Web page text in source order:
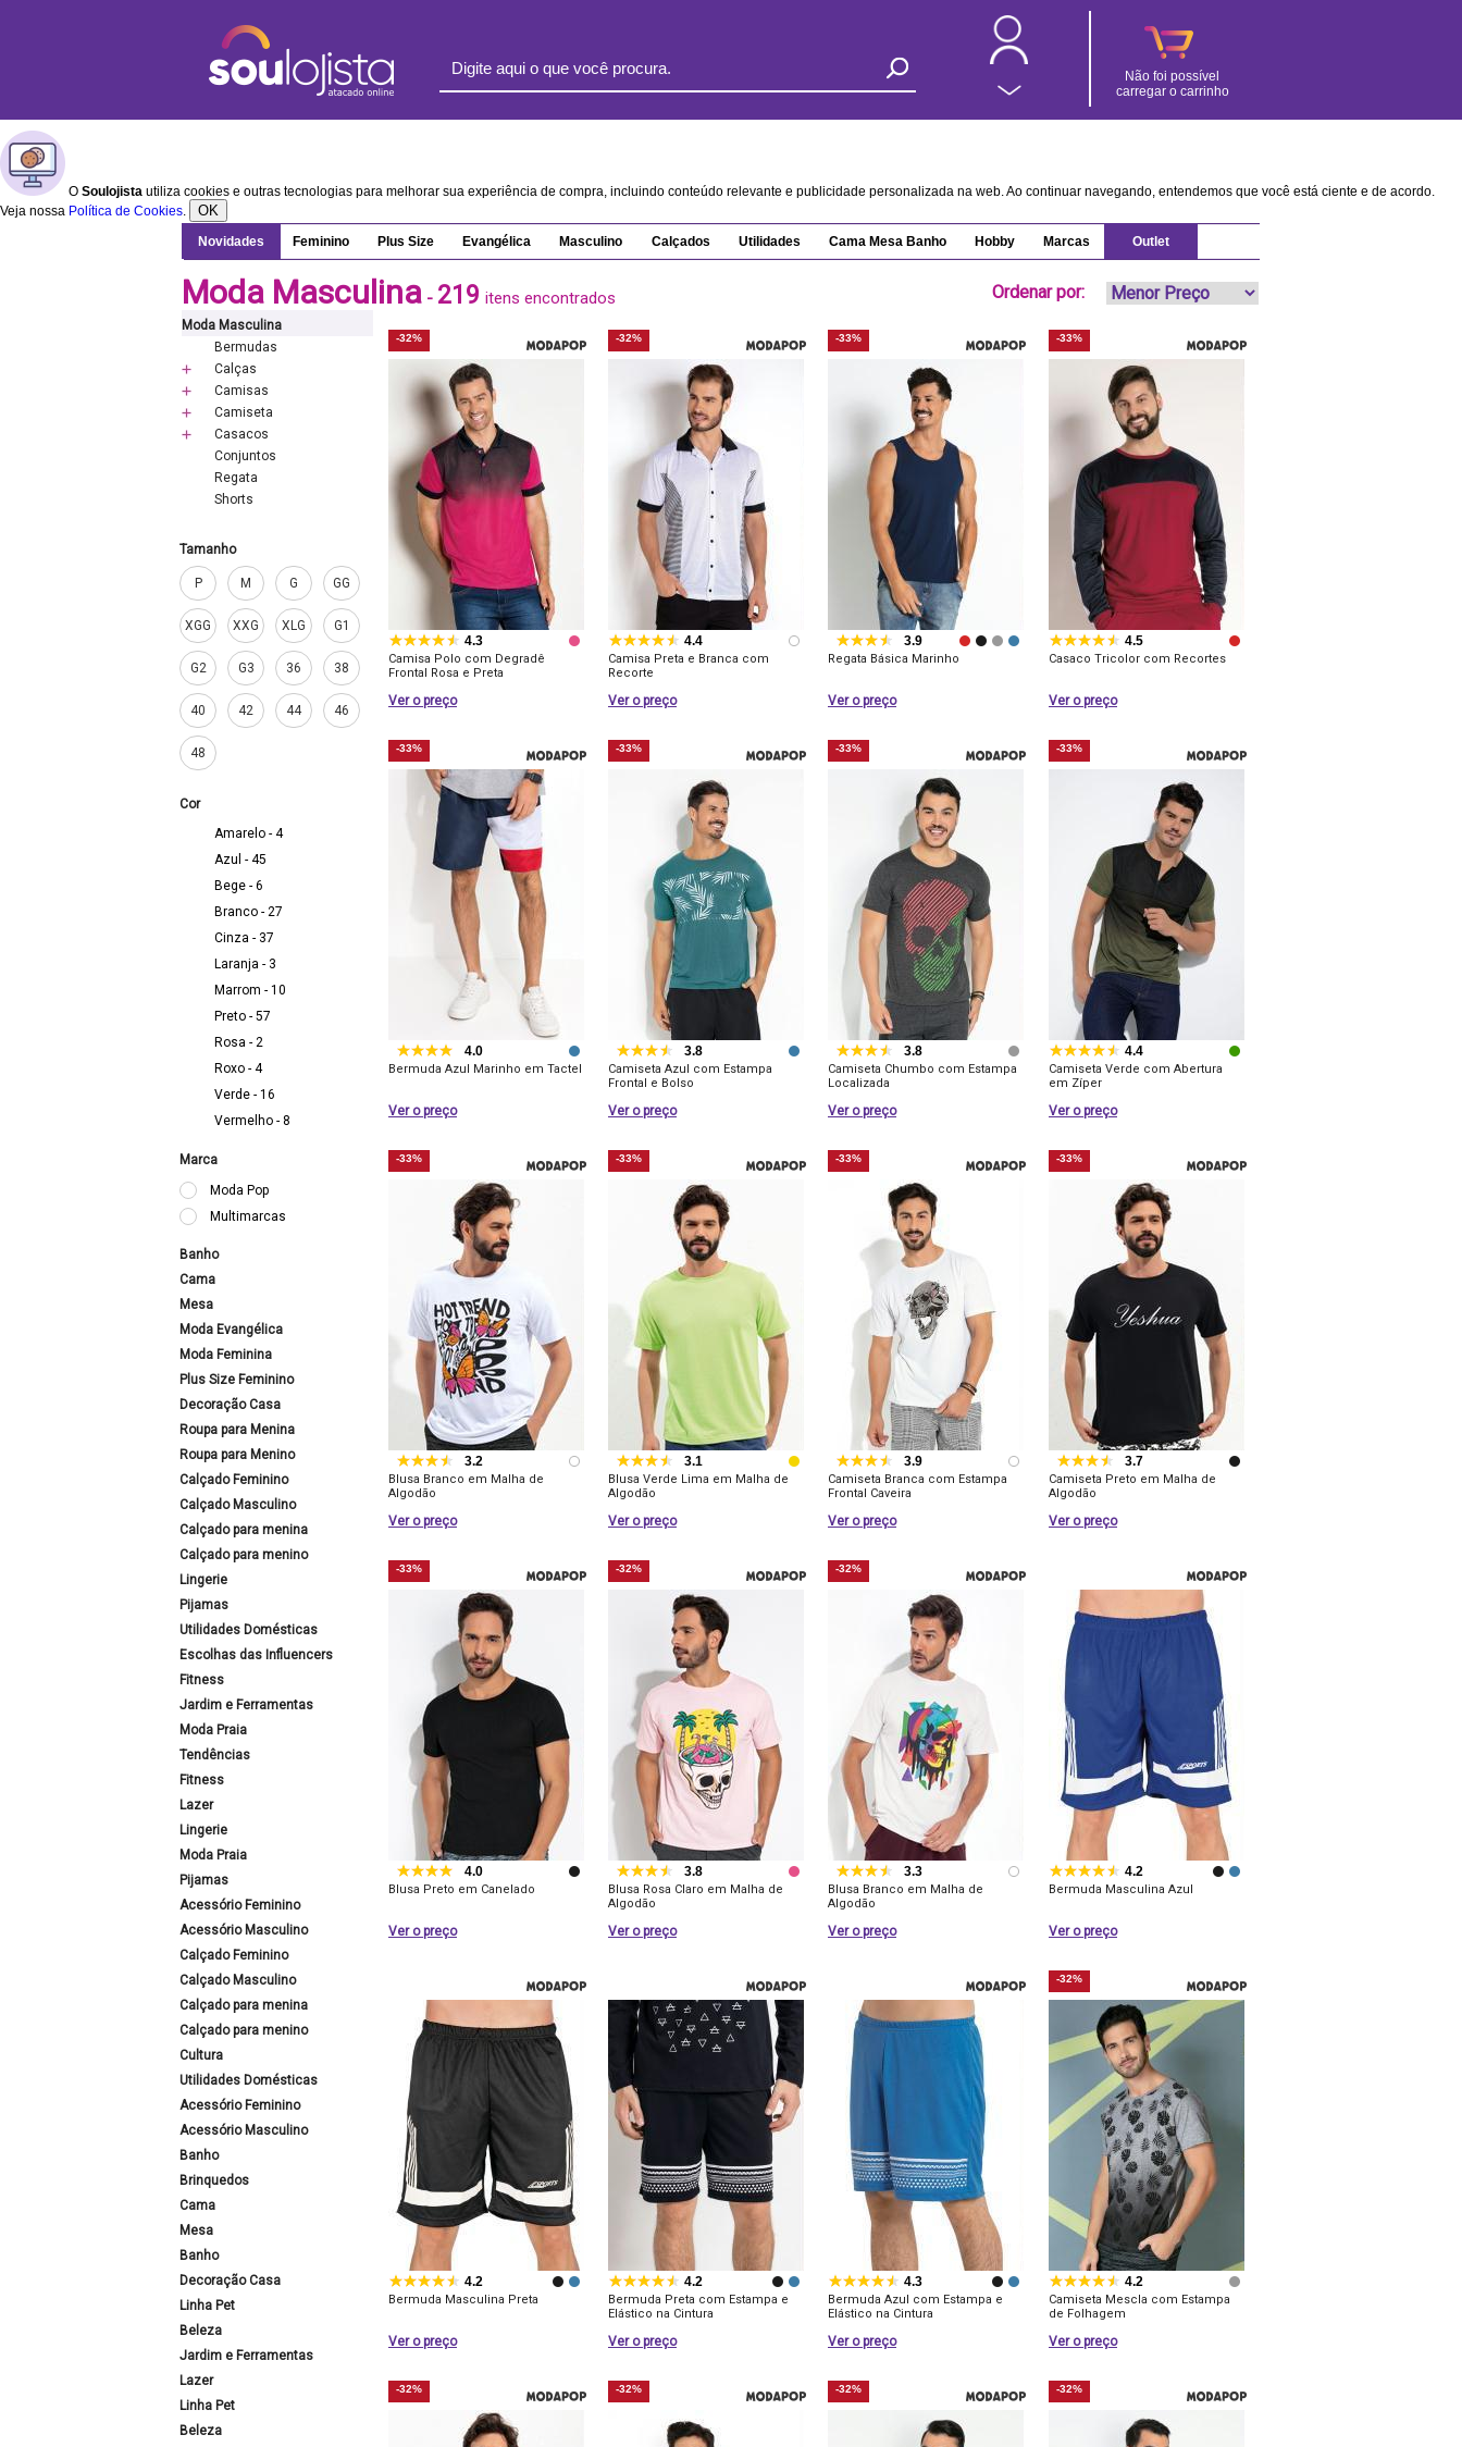
Não foi possível
carregar o carrinho
O Soulojista utiliza cookies e outras tecnologias para melhorar sua experiência de compra, incluindo conteúdo relevante e publicidade personalizada na web. Ao continuar navegando, entendemos que você está ciente e de acordo.
Veja nossa Política de Cookies. OK
Novidades Feminino Plus Size Evangélica Masculino Calçados Utilidades Cama Mesa Banho Hobby Marcas Outlet
Moda Masculina - 219 itens encontrados Ordenar por:
Moda Masculina
Bermudas
Calças
Camisas
Camiseta
Casacos
Conjuntos
Regata
Shorts
Tamanho
P M G GG
XGG XXG XLG G1
G2 G3 36 38
40 42 44 46
48
Cor
Amarelo - 4
Azul - 45
Bege - 6
Branco - 27
Cinza - 37
Laranja - 3
Marrom - 10
Preto - 57
Rosa - 2
Roxo - 4
Verde - 16
Vermelho - 8
Marca
Moda Pop
Multimarcas
Banho
Cama
Mesa
Moda Evangélica
Moda Feminina
Plus Size Feminino
Decoração Casa
Roupa para Menina
Roupa para Menino
Calçado Feminino
Calçado Masculino
Calçado para menina
Calçado para menino
Lingerie
Pijamas
Utilidades Domésticas
Escolhas das Influencers
Fitness
Jardim e Ferramentas
Moda Praia
Tendências
Fitness
Lazer
Lingerie
Moda Praia
Pijamas
Acessório Feminino
Acessório Masculino
Calçado Feminino
Calçado Masculino
Calçado para menina
Calçado para menino
Cultura
Utilidades Domésticas
Acessório Feminino
Acessório Masculino
Banho
Brinquedos
Cama
Mesa
Banho
Decoração Casa
Linha Pet
Beleza
Jardim e Ferramentas
Lazer
Linha Pet
Beleza
-32%
4.3
Camisa Polo com Degradê
Frontal Rosa e Preta
Ver o preço
-32%
4.4
Camisa Preta e Branca com
Recorte
Ver o preço
-33%
3.9
Regata Básica Marinho
Ver o preço
-33%
4.5
Casaco Tricolor com Recortes
Ver o preço
-33%
4.0
Bermuda Azul Marinho em Tactel
Ver o preço
-33%
3.8
Camiseta Azul com Estampa
Frontal e Bolso
Ver o preço
-33%
3.8
Camiseta Chumbo com Estampa
Localizada
Ver o preço
-33%
4.4
Camiseta Verde com Abertura
em Zíper
Ver o preço
-33%
3.2
Blusa Branco em Malha de
Algodão
Ver o preço
-33%
3.1
Blusa Verde Lima em Malha de
Algodão
Ver o preço
-33%
3.9
Camiseta Branca com Estampa
Frontal Caveira
Ver o preço
-33%
3.7
Camiseta Preto em Malha de
Algodão
Ver o preço
-33%
4.0
Blusa Preto em Canelado
Ver o preço
-32%
3.8
Blusa Rosa Claro em Malha de
Algodão
Ver o preço
-32%
3.3
Blusa Branco em Malha de
Algodão
Ver o preço
4.2
Bermuda Masculina Azul
Ver o preço
4.2
Bermuda Masculina Preta
Ver o preço
4.2
Bermuda Preta com Estampa e
Elástico na Cintura
Ver o preço
4.3
Bermuda Azul com Estampa e
Elástico na Cintura
Ver o preço
-32%
4.2
Camiseta Mescla com Estampa
de Folhagem
Ver o preço
-32% -32% -32% -32%